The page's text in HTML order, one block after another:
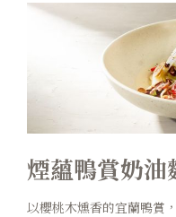
煙蘊鴨賞奶油
以櫻桃木燻香的宜蘭鴨賞